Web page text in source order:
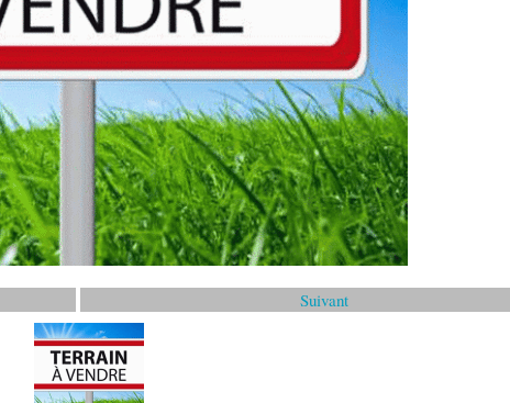
Suivant